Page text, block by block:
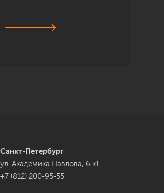
Санкт-Петербург
ул. Академика Павлова, 6 к1
+7 (812) 200-95-55